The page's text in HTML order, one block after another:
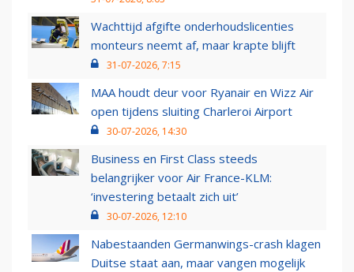
Wachttijd afgifte onderhoudslicenties
monteurs neemt af, maar krapte blijft
31-07-2026, 7:15
MAA houdt deur voor Ryanair en Wizz Air
open tijdens sluiting Charleroi Airport
30-07-2026, 14:30
Business en First Class steeds
belangrijker voor Air France-KLM:
‘investering betaalt zich uit’
30-07-2026, 12:10
Nabestaanden Germanwings-crash klagen
Duitse staat aan, maar vangen mogelijk